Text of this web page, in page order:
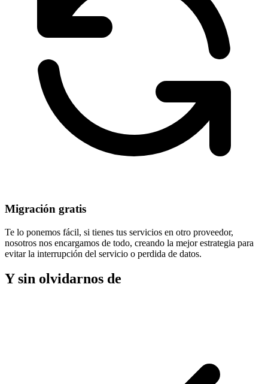
Migración gratis
Te lo ponemos fácil, si tienes tus servicios en otro proveedor,
nosotros nos encargamos de todo, creando la mejor estrategia para
evitar la interrupción del servicio o perdida de datos.
Y sin olvidarnos de